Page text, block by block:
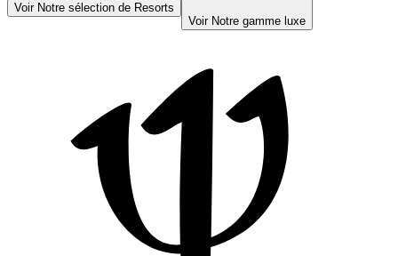
Voir Notre sélection de Resorts
Voir Notre gamme luxe